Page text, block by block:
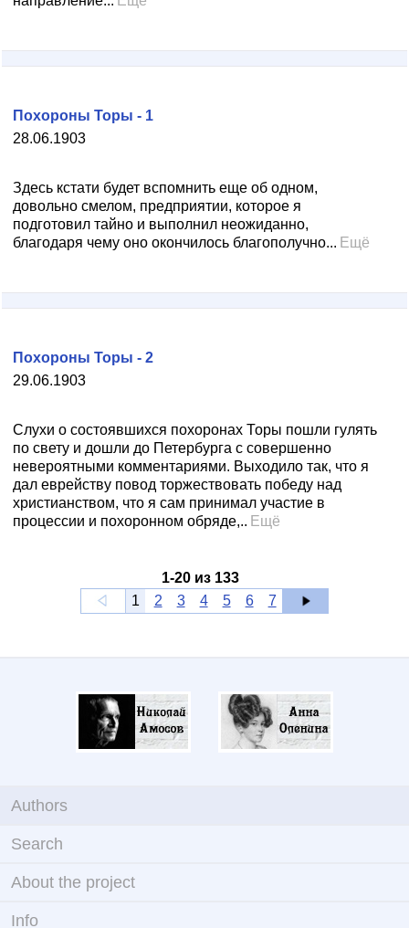
28.06.1903
Похороны Торы - 1
Здесь кстати будет вспомнить еще об одном,
довольно смелом, предприятии, которое я
подготовил тайно и выполнил неожиданно,
благодаря чему оно окончилось благополучно... Ещё
29.06.1903
Похороны Торы - 2
Слухи о состоявшихся похоронах Торы пошли гулять
по свету и дошли до Петербурга с совершенно
невероятными комментариями. Выходило так, что я
дал еврейству повод торжествовать победу над
христианством, что я сам принимал участие в
процессии и похоронном обряде,.. Ещё
1-20из 133
1
2 3 4 5 6 7
Authors
Search
About the project
Info